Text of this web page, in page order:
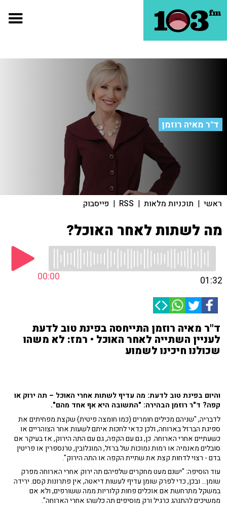
ד"ר מאיה רוזמן
ראשי | תוכניות מלאות |
RSS
| פייסבוק
מה לשתות לאחר האוכל?
00:00 01:32
ד"ר מאיה רוזמן התייחסה בפינת טוב לדעת
לעניין השתייה לאחר האוכל • רמז: לא משהו
שכולנו חיכינו לשמוע
והיום בפינת טוב לדעת: מה עדיף לשתות אחרי האוכל – תה ירוק או
קפה? ד"ר רוזמן הבהירה: "התשובה היא אף אחד מהם".
לדבריה, "שניהם מכילים חומרים (כמו חומצה פיטית) שקצת מפחיתים את
ספיגת הברזל בארוחה, ולכן כדאי לחכות איתם לשעות אחר הצוהריים או
כשעתיים אחרי הארוחה. כן, גם עם הקפה, גם עם התה הירוק, אז בעיקר אם
סובלים מאנמיה או רמות נמוכות של ברזל, המוגלובין, טרנספרין או פריטין
בדם - רצוי לדחות קצת את שתיית הקפה או התה הירוק".
עוד הוסיפה: "ישנם מעט מחקרים שלפיהם תה ירוק אחרי הארוחה מפרק
שומן... ובכן, כדי לפרק שומן עדיף לעשות דיאטה, אין פתרונות קסם. ירידה
במשקל מתרחשת אם אוכלים פחות קלוריות ממה ששורפים, ולא אם
ממשיכים להתנהג כרגיל ורק מוסיפים תה כלשהו אחרי הארוחה".